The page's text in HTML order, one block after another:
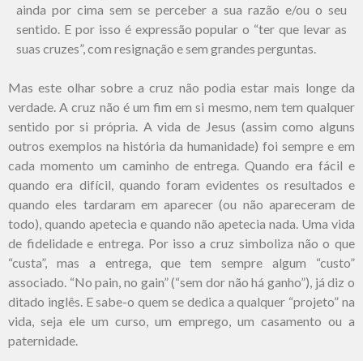
ainda por cima sem se perceber a sua razão e/ou o seu
sentido. E por isso é expressão popular o “ter que levar as
suas cruzes”, com resignação e sem grandes perguntas.
Mas este olhar sobre a cruz não podia estar mais longe da
verdade. A cruz não é um fim em si mesmo, nem tem qualquer
sentido por si própria. A vida de Jesus (assim como alguns
outros exemplos na história da humanidade) foi sempre e em
cada momento um caminho de entrega. Quando era fácil e
quando era difícil, quando foram evidentes os resultados e
quando eles tardaram em aparecer (ou não apareceram de
todo), quando apetecia e quando não apetecia nada. Uma vida
de fidelidade e entrega. Por isso a cruz simboliza não o que
“custa”, mas a entrega, que tem sempre algum “custo”
associado. “No pain, no gain” (“sem dor não há ganho”), já diz o
ditado inglês. E sabe-o quem se dedica a qualquer “projeto” na
vida, seja ele um curso, um emprego, um casamento ou a
paternidade.